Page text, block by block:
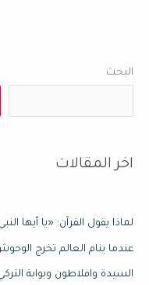
البحث
اخر المقالات
لماذا يقول القرآن: «يا أيها
عندما ينام العالم تخرج
السيدة وافلاطون وبوابة